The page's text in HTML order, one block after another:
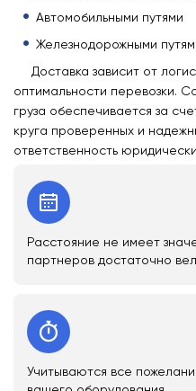
Автомобильными путями
Железнодорожными
Доставка зависит от
оптимальности перевозки.
груза обеспечивается за
круга проверенных и
ответственность
Расстояние не имеет
партнеров достаточно
Учитываются все